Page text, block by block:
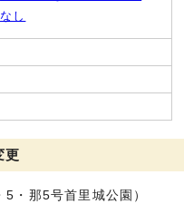
なし
更
・那5号首里城公園）